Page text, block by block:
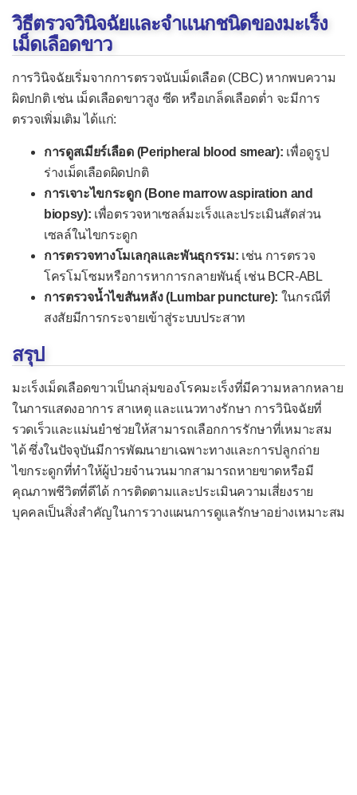
วิธีตรวจวินิจฉัยและจำแนกชนิดของมะเร็ง
เม็ดเลือดขาว
การวินิจฉัยเริ่มจากการตรวจนับเม็ดเลือด (CBC) หากพบความ
ผิดปกติ เช่น เม็ดเลือดขาวสูง ซีด หรือเกล็ดเลือดต่ำ จะมีการ
ตรวจเพิ่มเติม ได้แก่:
การดูสเมียร์เลือด (Peripheral blood smear): เพื่อดูรูป
ร่างเม็ดเลือดผิดปกติ
การเจาะไขกระดูก (Bone marrow aspiration and
biopsy): เพื่อตรวจหาเซลล์มะเร็งและประเมินสัดส่วน
เซลล์ในไขกระดูก
การตรวจทางโมเลกุลและพันธุกรรม: เช่น การตรวจ
โครโมโซมหรือการหาการกลายพันธุ์ เช่น BCR-ABL
การตรวจน้ำไขสันหลัง (Lumbar puncture): ในกรณีที่
สงสัยมีการกระจายเข้าสู่ระบบประสาท
สรุป
มะเร็งเม็ดเลือดขาวเป็นกลุ่มของโรคมะเร็งที่มีความหลากหลาย
ในการแสดงอาการ สาเหตุ และแนวทางรักษา การวินิจฉัยที่
รวดเร็วและแม่นยำช่วยให้สามารถเลือกการรักษาที่เหมาะสม
ได้ ซึ่งในปัจจุบันมีการพัฒนายาเฉพาะทางและการปลูกถ่าย
ไขกระดูกที่ทำให้ผู้ป่วยจำนวนมากสามารถหายขาดหรือมี
คุณภาพชีวิตที่ดีได้ การติดตามและประเมินความเสี่ยงราย
บุคคลเป็นสิ่งสำคัญในการวางแผนการดูแลรักษาอย่างเหมาะสม